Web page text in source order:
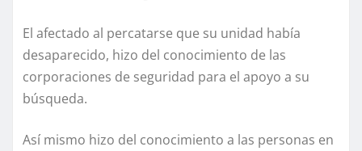
El afectado al percatarse que su unidad había
desaparecido, hizo del conocimiento de las
corporaciones de seguridad para el apoyo a su
búsqueda.
Así mismo hizo del conocimiento a las personas en